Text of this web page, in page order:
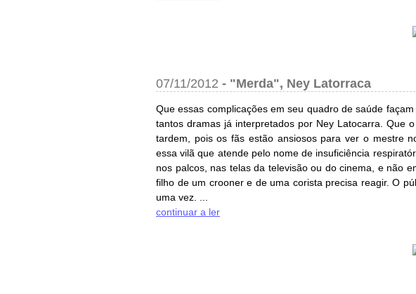
07/11/2012 - "Merda", Ney Latorraca
Que essas complicações em seu quadro de saúde
tantos dramas já interpretados por Ney Latocarra. Que
tardem, pois os fãs estão ansiosos para ver o mestre
essa vilã que atende pelo nome de insuficiência
nos palcos, nas telas da televisão ou do cinema, e não
filho de um crooner e de uma corista precisa reagir. O
uma vez. ...
continuar a ler